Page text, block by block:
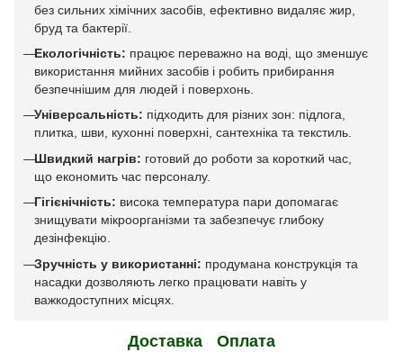
без сильних хімічних засобів, ефективно видаляє жир,
бруд та бактерії.
Екологічність: працює переважно на воді, що зменшує
використання мийних засобів і робить прибирання
безпечнішим для людей і поверхонь.
Універсальність: підходить для різних зон: підлога,
плитка, шви, кухонні поверхні, сантехніка та текстиль.
Швидкий нагрів: готовий до роботи за короткий час,
що економить час персоналу.
Гігієнічність: висока температура пари допомагає
знищувати мікроорганізми та забезпечує глибоку
дезінфекцію.
Зручність у використанні: продумана конструкція та
насадки дозволяють легко працювати навіть у
важкодоступних місцях.
Доставка Оплата